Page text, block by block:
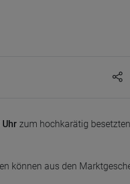
zum hochkarätig besetzten
können aus den